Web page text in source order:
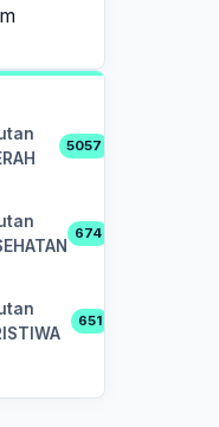
5057
674
651